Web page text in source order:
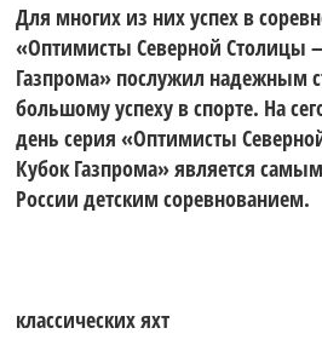
Для многих из них успех в
«Оптимисты Северной Столицы
Газпрома» послужил надежным
большому успеху в спорте. На
день серия «Оптимисты
Кубок Газпрома» является
России детским соревнованием.
классических яхт